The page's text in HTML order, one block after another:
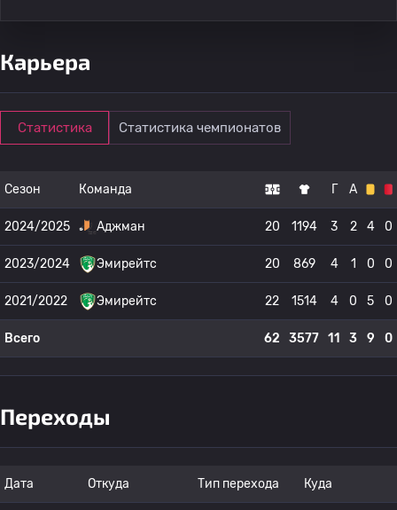
Карьера
Статистика Статистика чемпионатов
Сезон Команда Г А
2024/2025 Аджман 20 1194 3 2 4 0
2023/2024 Эмирейтс 20 869 4 1 0 0
2021/2022 Эмирейтс 22 1514 4 0 5 0
Всего 62 3577 11 3 9 0
Переходы
Дата Откуда Тип перехода Куда